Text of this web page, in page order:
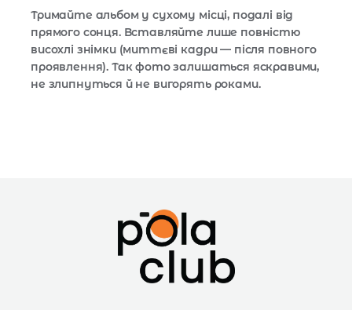
Тримайте альбом у сухому місці, подалі від
прямого сонця. Вставляйте лише повністю
висохлі знімки (миттєві кадри — після повного
проявлення). Так фото залишаться яскравими,
не злипнуться й не вигорять роками.